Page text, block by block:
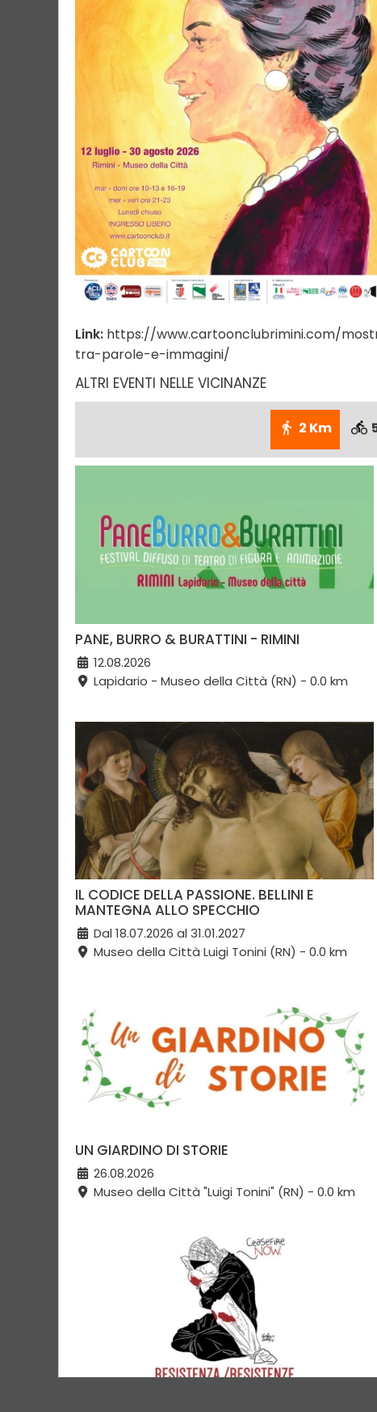
Link: https://www.cartoonclubrimini.com/
tra-parole-e-immagini/
ALTRI EVENTI NELLE VICINANZE
2 Km
PANE, BURRO & BURATTINI - RIMINI
12.08.2026
Lapidario - Museo della Città (RN) - 0.0 km
IL CODICE DELLA PASSIONE. BELLINI E
MANTEGNA ALLO SPECCHIO
Dal 18.07.2026 al 31.01.2027
Museo della Città Luigi Tonini (RN) - 0.0 km
UN GIARDINO DI STORIE
26.08.2026
Museo della Città "Luigi Tonini" (RN) - 0.0 km